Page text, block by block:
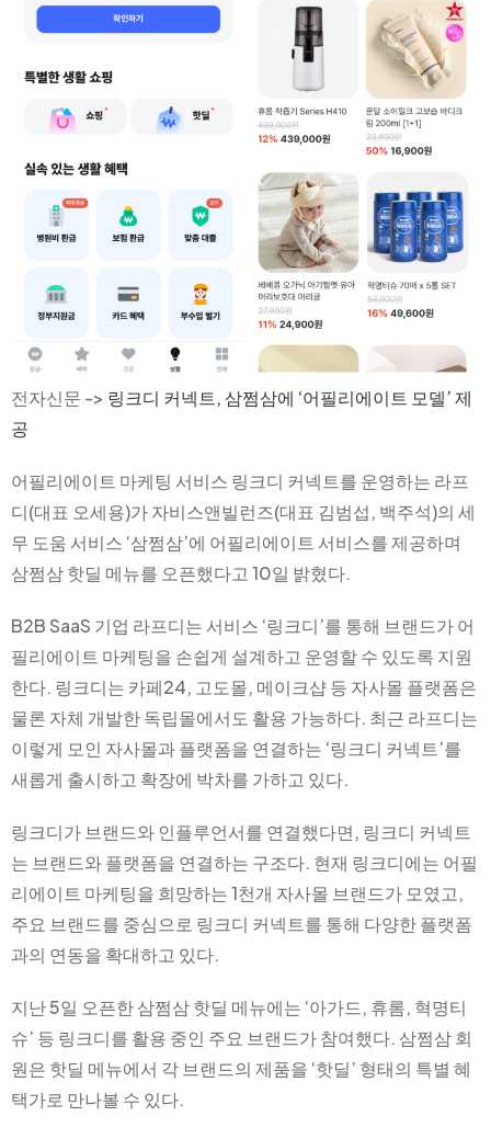
전자신문 -> 링크디 커넥트, 삼쩜삼에 ‘어필리에이트 모델’ 제
공
어필리에이트 마케팅 서비스 링크디 커넥트를 운영하는 라프
디(대표 오세용)가 자비스앤빌런즈(대표 김범섭, 백주석)의 세
무 도움 서비스 ‘삼쩜삼’에 어필리에이트 서비스를 제공하며
삼쩜삼 핫딜 메뉴를 오픈했다고 10일 밝혔다.
B2B SaaS 기업 라프디는 서비스 ‘링크디’를 통해 브랜드가 어
필리에이트 마케팅을 손쉽게 설계하고 운영할 수 있도록 지원
한다. 링크디는 카페24, 고도몰, 메이크샵 등 자사몰 플랫폼은
물론 자체 개발한 독립몰에서도 활용 가능하다. 최근 라프디는
이렇게 모인 자사몰과 플랫폼을 연결하는 ‘링크디 커넥트’를
새롭게 출시하고 확장에 박차를 가하고 있다.
링크디가 브랜드와 인플루언서를 연결했다면, 링크디 커넥트
는 브랜드와 플랫폼을 연결하는 구조다. 현재 링크디에는 어필
리에이트 마케팅을 희망하는 1천개 자사몰 브랜드가 모였고,
주요 브랜드를 중심으로 링크디 커넥트를 통해 다양한 플랫폼
과의 연동을 확대하고 있다.
지난 5일 오픈한 삼쩜삼 핫딜 메뉴에는 ‘아가드, 휴롬, 혁명티
슈’ 등 링크디를 활용 중인 주요 브랜드가 참여했다. 삼쩜삼 회
원은 핫딜 메뉴에서 각 브랜드의 제품을 ‘핫딜’ 형태의 특별 혜
택가로 만나볼 수 있다.